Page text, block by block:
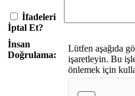
İfadeleri
İptal Et?
İnsan
Doğrulama:
Lütfen aşağıda
işaretleyin. Bu
önlemek için